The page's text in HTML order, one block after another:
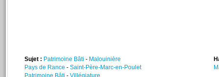
Sujet : Patrimoine Bâti - Malouinière
Pays de Rance - Saint-Père-Marc-en-Poulet
Patrimoine Bâti - Villégiature